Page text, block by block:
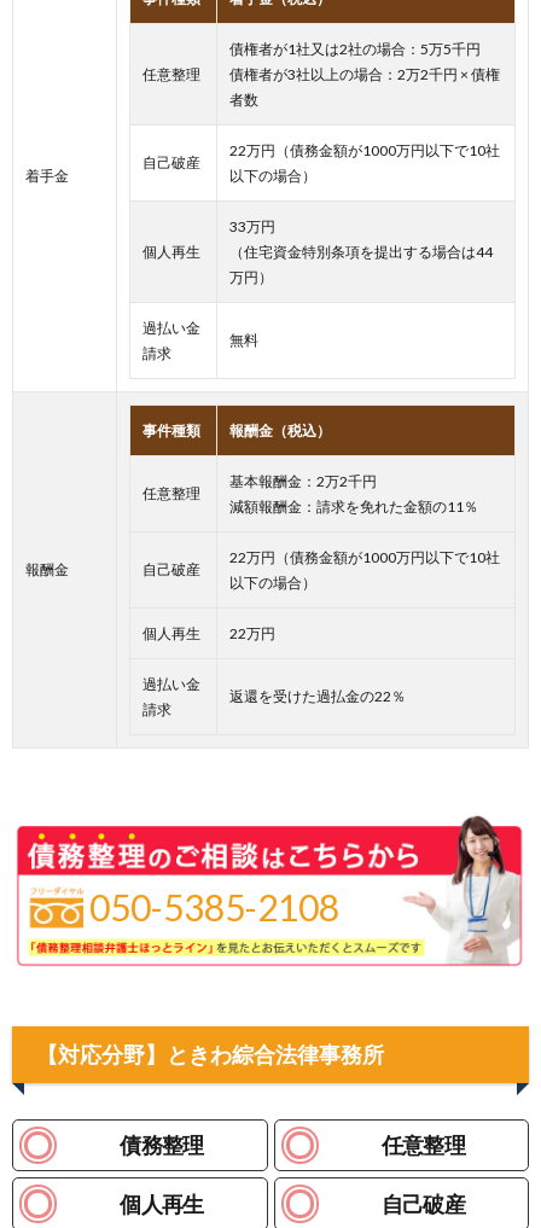
着手金
任意整理
債権者が1社又は2社の場合：5万5千円
債権者が3社以上の場合：2万2千円 × 債権
者数
自己破産
22万円（債務金額が1000万円以下で10社
以下の場合）
個人再生
33万円
（住宅資金特別条項を提出する場合は44
万円）
過払い金
請求
無料
報酬金
事件種類 報酬金（税込）
任意整理
基本報酬金：2万2千円
減額報酬金：請求を免れた金額の11％
自己破産
22万円（債務金額が1000万円以下で10社
以下の場合）
個人再生 22万円
過払い金
請求
返還を受けた過払金の22％
050-5385-2108
【対応分野】ときわ綜合法律事務所
債務整理 任意整理
個人再生 自己破産